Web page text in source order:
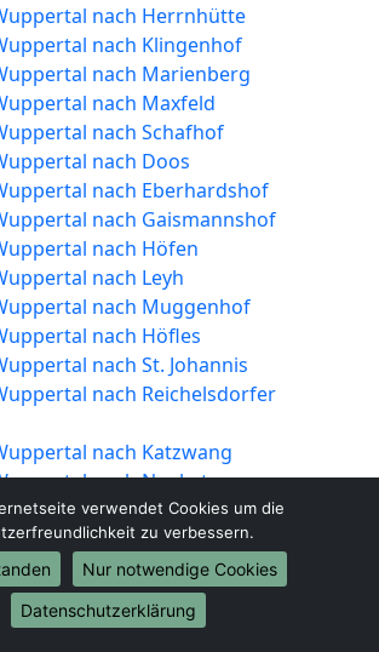
nach Herrnhütte
nach Klingenhof
nach Marienberg
nach Maxfeld
nach Schafhof
nach Doos
nach Eberhardshof
nach Gaismannshof
nach Höfen
nach Leyh
nach Muggenhof
nach Höfles
nach St. Johannis
nach Reichelsdorfer
nach Katzwang
nach Neukatzwang
nach Greuth
nach Kleinreuth hinter der
nach Nordbahnhof
nach Kleinweidenmühle
verwendet Cookies um die
zu verbessern.
Nur notwendige Cookies
Datenschutzerklärung